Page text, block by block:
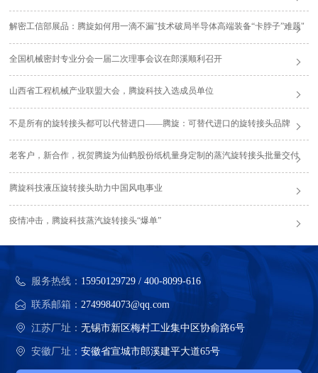
解密工信部展品：腾旋如何用一滴不漏"技术破局半导体高端装备“卡脖子”难题"
全国机械密封专业分会一届二次理事会议在郎溪顺利召开
山西省工程机械产业联盟大会，腾旋科技入选成员单位
不是所有的旋转接头都可以代替进口——腾旋：可替代进口的旋转接头品牌
老客户，新合作，祝贺腾旋为仙鹤股份纸机量身定制的蒸汽旋转接头批量交付
腾旋科技液压旋转接头助力中国风电事业
疫情冲击，腾旋科技蒸汽旋转接头“爆单”
服务热线： 15950129729 / 400-8099-616
联系邮箱： 2749984073@qq.com
江苏厂址：无锡市新区梅村工业集中区协俞路6号
安徽厂址：安徽省宣城市郎溪建平大道65号